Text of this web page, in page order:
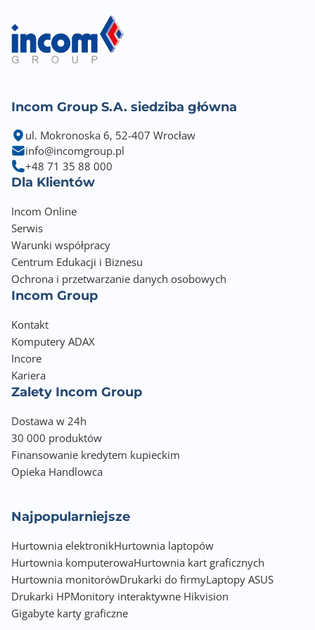
Incom Group S.A. siedziba główna
ul. Mokronoska 6, 52-407 Wrocław
info@incomgroup.pl
+48 71 35 88 000
Dla Klientów
Incom Online
Serwis
Warunki współpracy
Centrum Edukacji i Biznesu
Ochrona i przetwarzanie danych osobowych
Incom Group
Kontakt
Komputery ADAX
Incore
Kariera
Zalety Incom Group
Dostawa w 24h
30 000 produktów
Finansowanie kredytem kupieckim
Opieka Handlowca
Najpopularniejsze
Hurtownia elektronikHurtownia laptopów
Hurtownia komputerowaHurtownia kart graficznych
Hurtownia monitorówDrukarki do firmyLaptopy ASUS
Drukarki HPMonitory interaktywne Hikvision
Gigabyte karty graficzne